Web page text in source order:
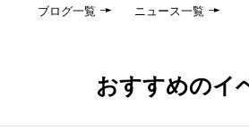
ブログ一覧 ニュース一覧
おすすめのイ